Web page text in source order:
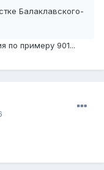
Балаклавского-
по примеру 901...